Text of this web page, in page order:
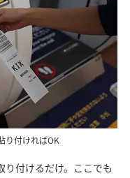
り付ければOK
り付けるだけ。ここでも